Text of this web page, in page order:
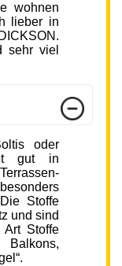
wohnen
lieber in
sehr viel
oder
gut in
Stoffe
und sind
Art Stoffe